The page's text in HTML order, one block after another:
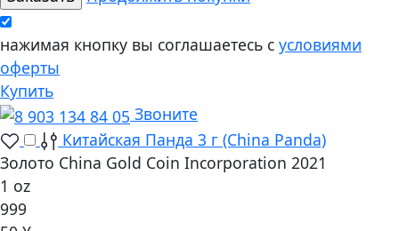
нажимая кнопку вы соглашаетесь с условиями
оферты
Купить
Звоните
Китайская Панда 3 г (China Panda)
Золото China Gold Coin Incorporation 2021
1 oz
999